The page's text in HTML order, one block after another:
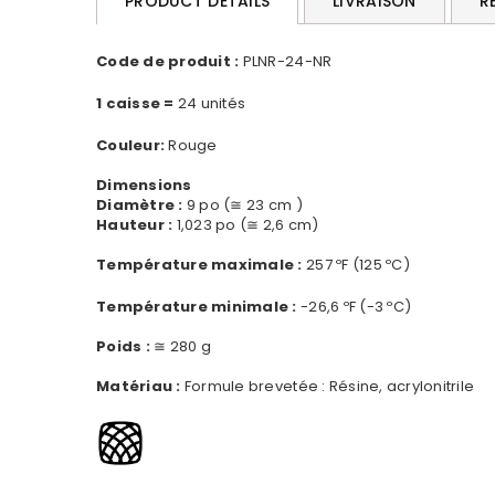
Code de produit : PLNR-24-NR
1 caisse = 24 unités
Couleur:Rouge
Dimensions
Diamètre : 9 po (≅ 23 cm )
Hauteur : 1,023 po (≅ 2,6 cm)
Température maximale : 257 ºF (125 ºC)
Température minimale : -26,6 ºF (-3 ºC)
Poids :≅ 280 g
Matériau : Formule brevetée : Résine, acrylonitrile